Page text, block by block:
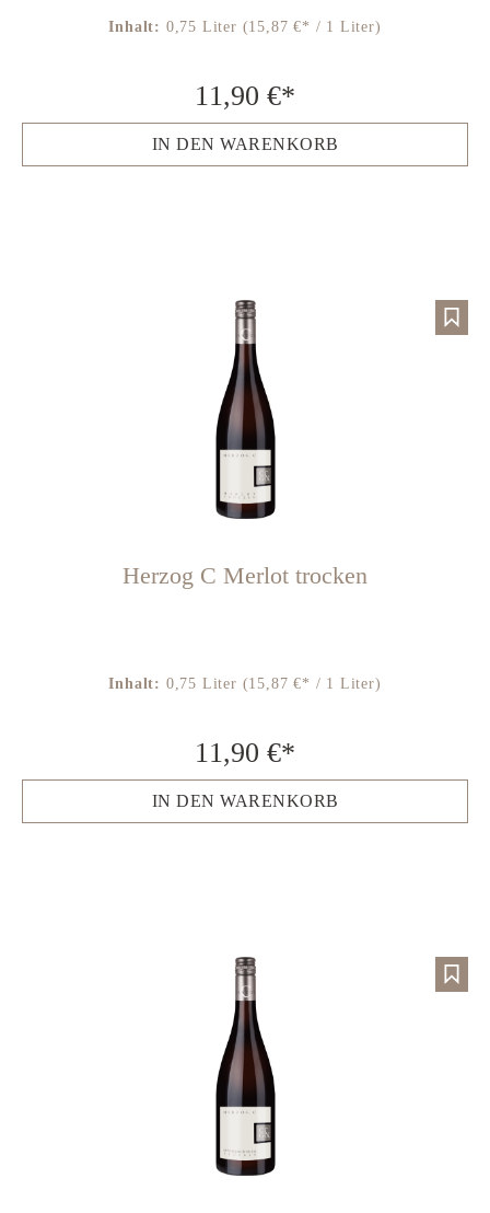
Inhalt: 0,75 Liter (15,87 €* / 1 Liter)
11,90 €*
IN DEN WARENKORB
Herzog C Merlot trocken
Inhalt: 0,75 Liter (15,87 €* / 1 Liter)
11,90 €*
IN DEN WARENKORB